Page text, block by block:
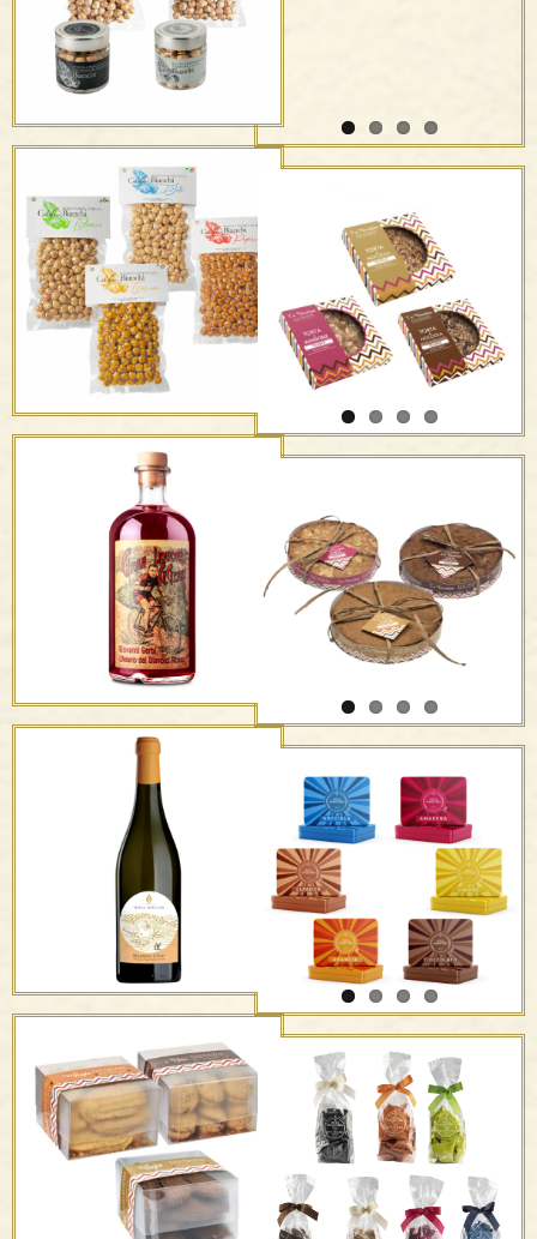
Nocciole Affumicate
Nocciole Sottovuoto
Amaro del Diavolo Rosso
“Été” Moscato d’Asti
D.O.C.G. – F.lli Bertolino
La Nocciolina –
Morbida- F.lli Panzini
La Nocciolina – frabile –
F.lli Panzini
Torta di nocciole – F.lli
Amaretti morbidi – in
metallo